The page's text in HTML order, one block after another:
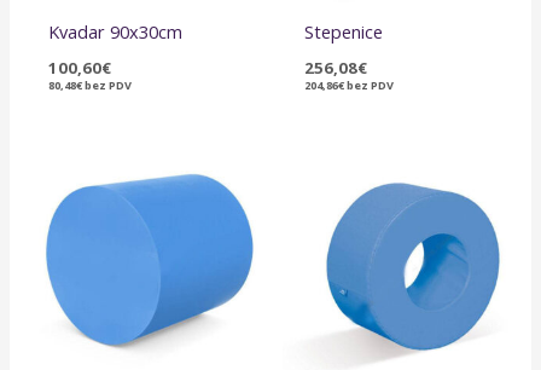
Kvadar 90x30cm
100,60€
80,48€bez PDV
Stepenice
256,08€
204,86€bez PDV